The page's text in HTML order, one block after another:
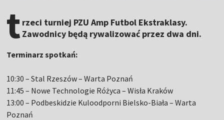
t rzeci turniej PZU Amp Futbol Ekstraklasy.
Zawodnicy będą rywalizować przez dwa dni.
Terminarz spotkań:
10:30 – Stal Rzeszów – Warta Poznań
11:45 – Nowe Technologie Różyca – Wisła Kraków
13:00 – Podbeskidzie Kuloodporni Bielsko-Biała – Warta
Poznań